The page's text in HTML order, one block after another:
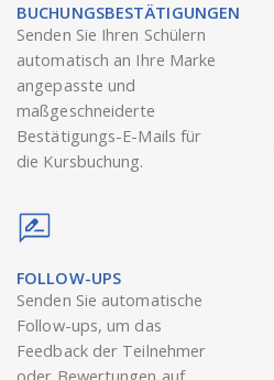
BUCHUNGSBESTÄTIGUNGEN
Senden Sie Ihren Schülern
automatisch an Ihre Marke
angepasste und
maßgeschneiderte
Bestätigungs-E-Mails für
die Kursbuchung.
FOLLOW-UPS
Senden Sie automatische
Follow-ups, um das
Feedback der Teilnehmer
oder Bewertungen auf